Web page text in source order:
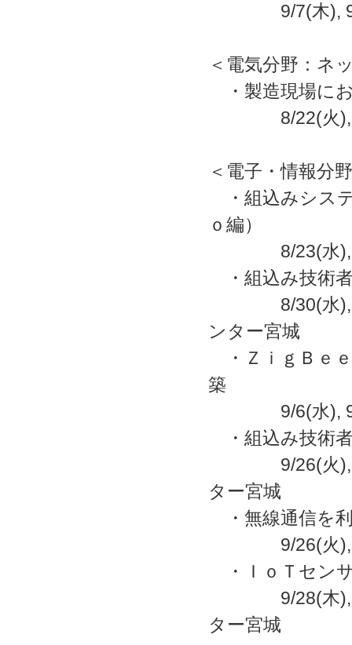
9/7(木),
＜電気分野：ネ
・製造現場に
8/22(火),
＜電子・情報分
・組込みシス
ｏ編）
8/23(水),
・組込み技術
8/30(水),
ンター宮城
・ＺｉｇＢｅ
築
9/6(水),
・組込み技術
9/26(火),
ター宮城
・無線通信を
9/26(火),
・ＩｏＴセン
9/28(木),
ター宮城